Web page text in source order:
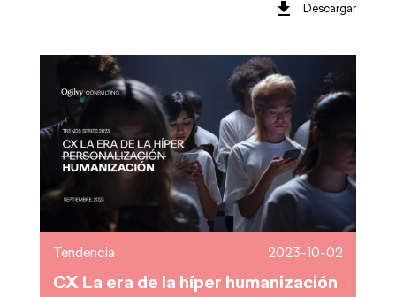
Descargar
Tendencia 2023-10-02
CX La era de la híper humanización